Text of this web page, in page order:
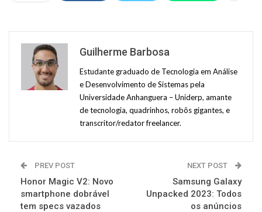
Guilherme Barbosa
Estudante graduado de Tecnologia em Análise
e Desenvolvimento de Sistemas pela
Universidade Anhanguera – Uniderp, amante
de tecnologia, quadrinhos, robôs gigantes, e
transcritor/redator freelancer.
PREV POST
Honor Magic V2: Novo
smartphone dobrável
tem specs vazados
NEXT POST
Samsung Galaxy
Unpacked 2023: Todos
os anúncios